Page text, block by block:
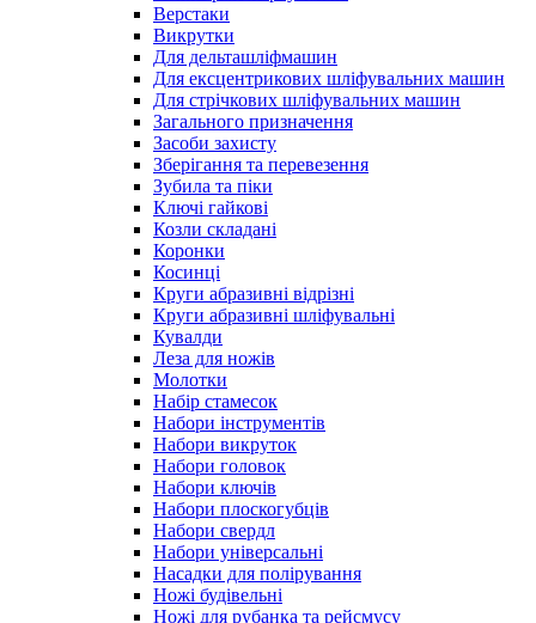
Верстаки
Викрутки
Для дельташліфмашин
Для ексцентрикових шліфувальних машин
Для стрічкових шліфувальних машин
Загального призначення
Засоби захисту
Зберігання та перевезення
Зубила та піки
Ключі гайкові
Козли складані
Коронки
Косинці
Круги абразивні відрізні
Круги абразивні шліфувальні
Кувалди
Леза для ножів
Молотки
Набір стамесок
Набори інструментів
Набори викруток
Набори головок
Набори ключів
Набори плоскогубців
Набори свердл
Набори універсальні
Насадки для полірування
Ножі будівельні
Ножі для рубанка та рейсмусу